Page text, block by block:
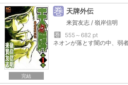
完結
巻 天牌外伝
来賀友志 / 嶺岸信明
巻
555～682 pt